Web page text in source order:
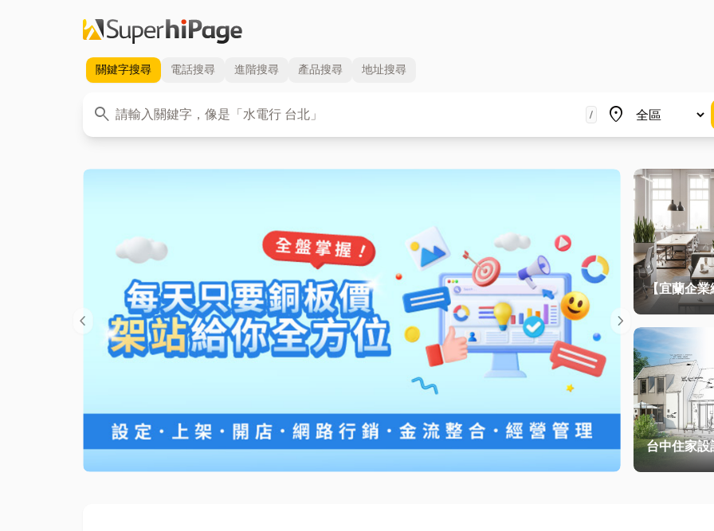
關鍵字搜尋 電話搜尋 進階搜尋 產品搜尋 地址搜尋
search
關鍵字 / place
地區
chevron_left chevron_right
【宜蘭企
公室如何打
場？從辦公
風到空間設
台中住家設
頭！教你